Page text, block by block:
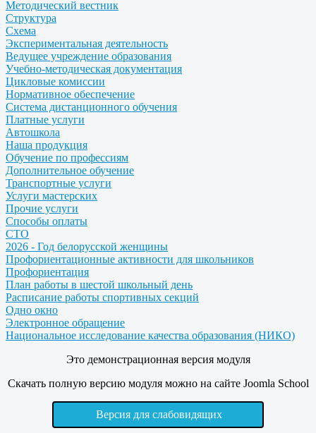
Методический вестник
Структура
Схема
Экспериментальная деятельность
Ведущее учреждение образования
Учебно-методическая документация
Цикловые комиссии
Нормативное обеспечение
Система дистанционного обучения
Платные услуги
Автошкола
Наша продукция
Обучение по профессиям
Дополнительное обучение
Транспортные услуги
Услуги мастерских
Прочие услуги
Способы оплаты
СТО
2026 - Год белорусской женщины
Профориентационные активности для школьников
Профориентация
План работы в шестой школьный день
Расписание работы спортивных секций
Одно окно
Электронное обращение
Национальное исследование качества образования (НИКО)
Это демонстрационная версия модуля
Скачать полную версию модуля можно на сайте Joomla School
Версия для слабовидящих